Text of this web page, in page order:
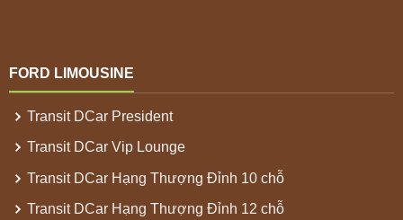
FORD LIMOUSINE
Transit DCar President
Transit DCar Vip Lounge
Transit DCar Hạng Thượng Đỉnh 10 chỗ
Transit DCar Hạng Thượng Đỉnh 12 chỗ